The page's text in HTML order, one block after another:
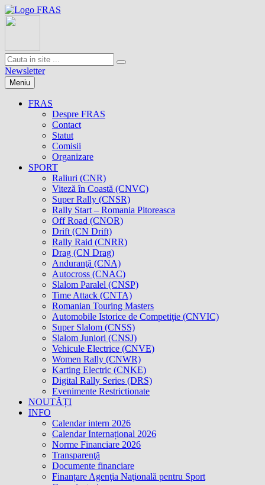
Newsletter
Meniu
FRAS
Despre FRAS
Contact
Statut
Comisii
Organizare
SPORT
Raliuri (CNR)
Viteză în Coastă (CNVC)
Super Rally (CNSR)
Rally Start – Romania Pitoreasca
Off Road (CNOR)
Drift (CN Drift)
Rally Raid (CNRR)
Drag (CN Drag)
Anduranţă (CNA)
Autocross (CNAC)
Slalom Paralel (CNSP)
Time Attack (CNTA)
Romanian Touring Masters
Automobile Istorice de Competiţie (CNVIC)
Super Slalom (CNSS)
Slalom Juniori (CNSJ)
Vehicule Electrice (CNVE)
Women Rally (CNWR)
Karting Electric (CNKE)
Digital Rally Series (DRS)
Evenimente Restrictionate
NOUTĂȚI
INFO
Calendar intern 2026
Calendar Internațional 2026
Norme Financiare 2026
Transparenţă
Documente financiare
Finanțare Agenţia Naţională pentru Sport